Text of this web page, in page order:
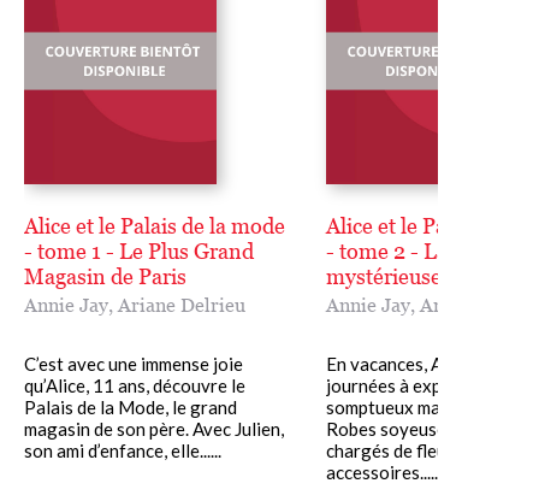
Alice et le Palais de la mode
- tome 1 - Le Plus Grand
Magasin de Paris
Annie Jay, Ariane Delrieu
C’est avec une immense joie
qu’Alice, 11 ans, découvre le
Palais de la Mode, le grand
magasin de son père. Avec Julien,
son ami d’enfance, elle......
Alice et le Palais de la
- tome 2 - La Machine
mystérieuse
Annie Jay, Ariane
En vacances, Alice passe
journées à explorer le
somptueux magasin de
Robes soyeuses, chapeaux
chargés de fleurs et de
accessoires......